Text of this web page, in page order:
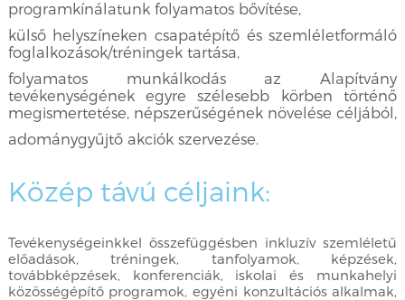
programkínálatunk folyamatos bővítése,
külső helyszíneken csapatépítő és szemléletformáló
foglalkozások/tréningek tartása,
folyamatos munkálkodás az Alapítvány
tevékenységének egyre szélesebb körben történő
megismertetése, népszerűségének növelése céljából,
adománygyűjtő akciók szervezése.
Közép távú céljaink:
Tevékenységeinkkel összefüggésben inkluzív szemléletű
előadások, tréningek, tanfolyamok, képzések,
továbbképzések, konferenciák, iskolai és munkahelyi
közösségépítő programok, egyéni konzultációs alkalmak,